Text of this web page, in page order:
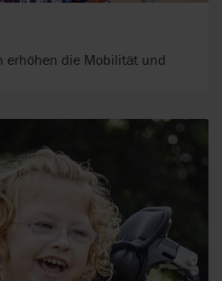
erhöhen die Mobilität und